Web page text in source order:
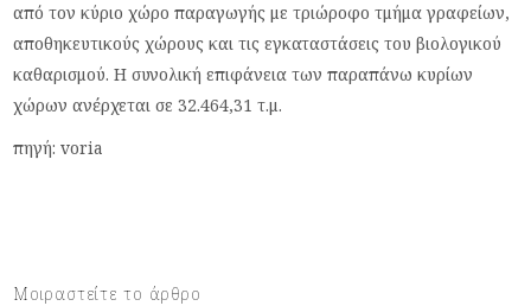
από τον κύριο χώρο παραγωγής με τριώροφο τμήμα γραφείων,
αποθηκευτικούς χώρους και τις εγκαταστάσεις του βιολογικού
καθαρισμού. Η συνολική επιφάνεια των παραπάνω κυρίων
χώρων ανέρχεται σε 32.464,31 τ.μ.
πηγή: voria
Μοιραστείτε το άρθρο